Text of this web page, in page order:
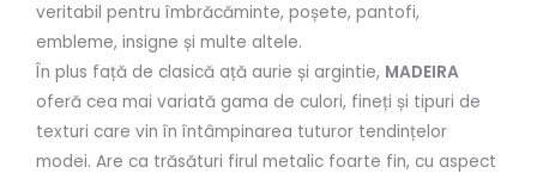
veritabil pentru îmbrăcăminte, poșete, pantofi,
embleme, insigne și multe altele.
În plus față de clasică ață aurie și argintie, MADEIRA
oferă cea mai variată gama de culori, fineți și tipuri de
texturi care vin în întâmpinarea tuturor tendințelor
modei. Are ca trăsături firul metalic foarte fin, cu aspect